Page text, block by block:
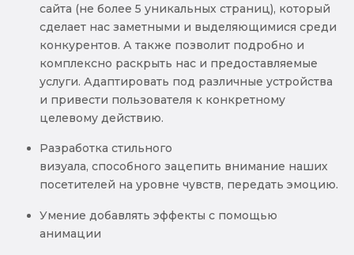
сайта (не более 5 уникальных страниц), который
сделает нас заметными и выделяющимися среди
конкурентов. А также позволит подробно и
комплексно раскрыть нас и предоставляемые
услуги. Адаптировать под различные устройства
и привести пользователя к конкретному
целевому действию.
Разработка стильного
визуала, способного зацепить внимание наших
посетителей на уровне чувств, передать эмоцию.
Умение добавлять эффекты с помощью
анимации